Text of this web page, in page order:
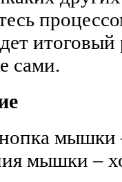
итоговый
сами.
мышки
мышки –